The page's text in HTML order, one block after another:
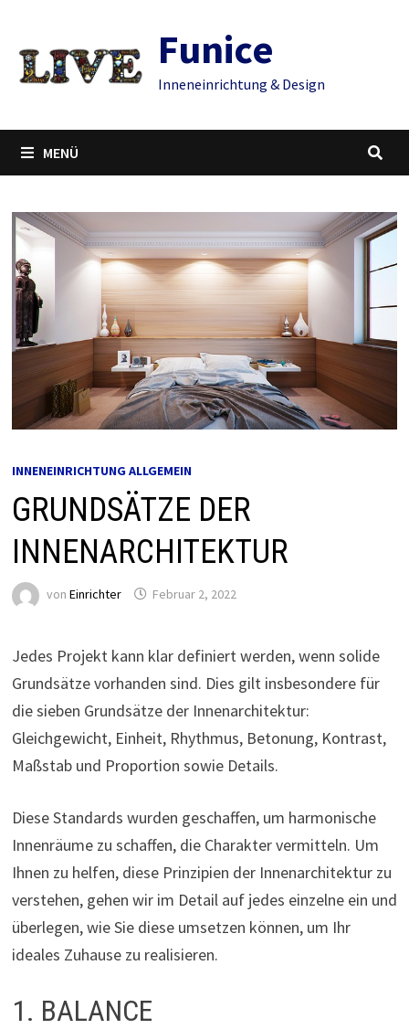
springen
Funice
Inneneinrichtung & Design
MENÜ
INNENEINRICHTUNG ALLGEMEIN
GRUNDSÄTZE DER
INNENARCHITEKTUR
von Einrichter Februar 2, 2022
Jedes Projekt kann klar definiert werden, wenn solide
Grundsätze vorhanden sind. Dies gilt insbesondere für
die sieben Grundsätze der Innenarchitektur:
Gleichgewicht, Einheit, Rhythmus, Betonung, Kontrast,
Maßstab und Proportion sowie Details.
Diese Standards wurden geschaffen, um harmonische
Innenräume zu schaffen, die Charakter vermitteln. Um
Ihnen zu helfen, diese Prinzipien der Innenarchitektur zu
verstehen, gehen wir im Detail auf jedes einzelne ein und
überlegen, wie Sie diese umsetzen können, um Ihr
ideales Zuhause zu realisieren.
1. BALANCE